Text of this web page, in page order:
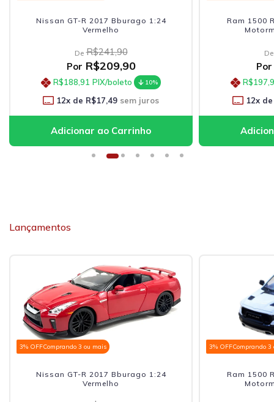
Nissan GT-R 2017 Bburago 1:24
Vermelho
De R$241,90
Por R$209,90
R$188,91 PIX/boleto 10%
12x de R$17,49 sem juros
Ram 1500
De
Por
12x de
Lançamentos
3% OFFComprando 3 ou mais
Nissan GT-R 2017 Bburago 1:24
Vermelho
3% OFFComprando 3
Ram 1500